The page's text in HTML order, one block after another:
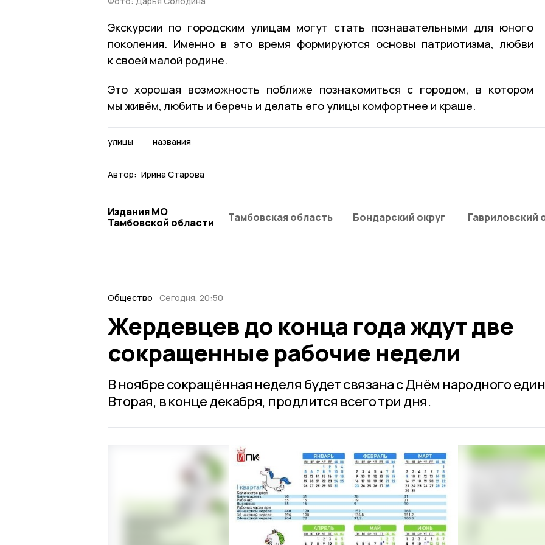
Экскурсии по городским улицам могут стать познавательными для юного
поколения. Именно в это время формируются основы патриотизма, любви
к своей малой родине.
Это хорошая возможность поближе познакомиться с городом, в котором
мы живём, любить и беречь и делать его улицы комфортнее и краше.
улицы названия
Автор: Ирина Старова
Издания МО
Тамбовской области
Тамбовская область Бондарский округ Гавриловский
Общество Сегодня, 20:50
Жердевцев до конца года ждут две
сокращенные рабочие недели
В ноябре сокращённая неделя будет связана с Днём народного
Вторая, в конце декабря, продлится всего три дня.